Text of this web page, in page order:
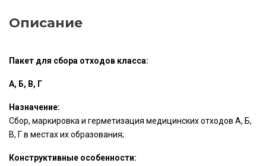
Описание
Пакет для сбора отходов класса:
А, Б, В, Г
Назначение:
Сбор, маркировка и герметизация медицинских отходов А, Б,
В, Г в местах их образования;
Конструктивные особенности: